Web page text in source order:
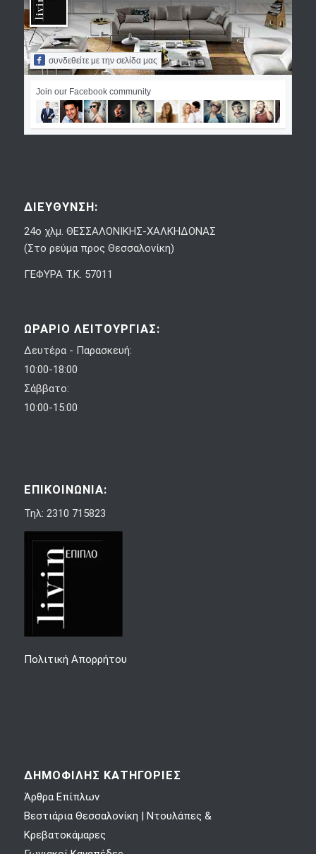
συνδεθείτε με την σελίδα μας
Join our Facebook community
ΔΙΕΥΘΥΝΣΗ:
24ο χλμ. ΘΕΣΣΑΛΟΝΙΚΗΣ-ΧΑΛΚΗΔΟΝΑΣ
(Στο ρεύμα προς Θεσσαλονίκη)
ΓΕΦΥΡΑ Τ.Κ. 57011
ΩΡΑΡΙΟ ΛΕΙΤΟΥΡΓΙΑΣ:
Δευτέρα - Παρασκευή:
10:00-18:00
Σάββατο:
10:00-15:00
ΕΠΙΚΟΙΝΩΝΙΑ:
Τηλ: 2310 715823
Πολιτική Απορρήτου
ΔΗΜΟΦΙΛΗΣ ΚΑΤΗΓΟΡΙΕΣ
Άρθρα Επίπλων
Βεστιάρια Θεσσαλονίκη | Ντουλάπες &
Κρεβατοκάμαρες